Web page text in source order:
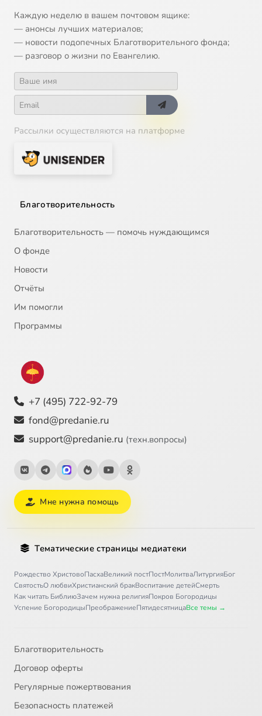
Каждую неделю в вашем почтовом ящике:
— анонсы лучших материалов;
— новости подопечных Благотворительного фонда;
— разговор о жизни по Евангелию.
Рассылки осуществляются на платформе
Благотворительность
Благотворительность — помочь нуждающимся
О фонде
Новости
Отчёты
Им помогли
Программы
+7 (495) 722-92-79
fond@predanie.ru
support@predanie.ru (техн.вопросы)
Мне нужна помощь
Тематические страницы медиатеки
Рождество ХристовоПасхаВеликий постПостМолитваЛитургияБог
СвятостьО любвиХристианский бракВоспитание детейСмерть
Как читать БиблиюЗачем нужна религияПокров Богородицы
Успение БогородицыПреображениеПятидесятницаВсе темы →
Благотворительность
Договор оферты
Регулярные пожертвования
Безопасность платежей